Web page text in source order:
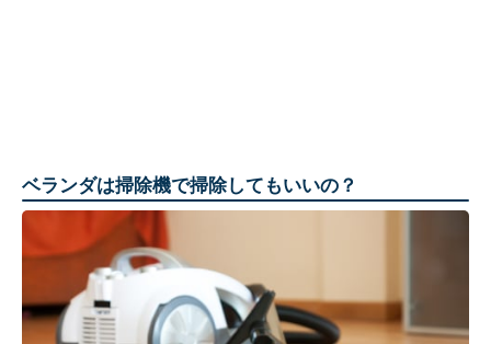
ベランダは掃除機で掃除してもいいの？